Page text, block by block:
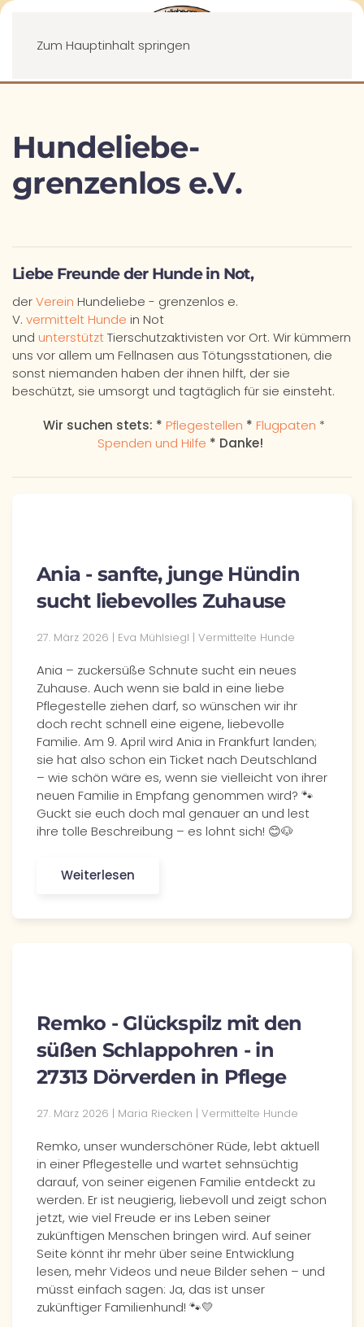
Zum Hauptinhalt springen
Menü
Hundeliebe-
grenzenlos e.V.
Liebe Freunde der Hunde in Not,
derVerein Hundeliebe - grenzenlos e.
V. vermittelt Hunde in Not
und unterstütztTierschutzaktivisten vor Ort. Wir kümmern
uns vor allem um Fellnasen aus Tötungsstationen, die
sonst niemanden haben der ihnen hilft, der sie
beschützt, sie umsorgt und tagtäglich für sie einsteht.
Wir suchen stets: * Pflegestellen * Flugpaten *
Spenden und Hilfe * Danke!
Ania - sanfte, junge Hündin
sucht liebevolles Zuhause
27. März 2026 | Eva Mühlsiegl | Vermittelte Hunde
Ania – zuckersüße Schnute sucht ein neues
Zuhause. Auch wenn sie bald in eine liebe
Pflegestelle ziehen darf, so wünschen wir ihr
doch recht schnell eine eigene, liebevolle
Familie. Am 9. April wird Ania in Frankfurt landen;
sie hat also schon ein Ticket nach Deutschland
– wie schön wäre es, wenn sie vielleicht von ihrer
neuen Familie in Empfang genommen wird? 🐾
Guckt sie euch doch mal genauer an und lest
ihre tolle Beschreibung – es lohnt sich! 😊🐶
Weiterlesen
Remko - Glückspilz mit den
süßen Schlappohren - in
27313 Dörverden in Pflege
27. März 2026 | Maria Riecken | Vermittelte Hunde
Remko, unser wunderschöner Rüde, lebt aktuell
in einer Pflegestelle und wartet sehnsüchtig
darauf, von seiner eigenen Familie entdeckt zu
werden. Er ist neugierig, liebevoll und zeigt schon
jetzt, wie viel Freude er ins Leben seiner
zukünftigen Menschen bringen wird. Auf seiner
Seite könnt ihr mehr über seine Entwicklung
lesen, mehr Videos und neue Bilder sehen – und
müsst einfach sagen: Ja, das ist unser
zukünftiger Familienhund! 🐾💛